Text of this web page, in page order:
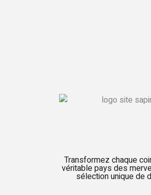
Transformez chaque
véritable pays des
sélection unique de